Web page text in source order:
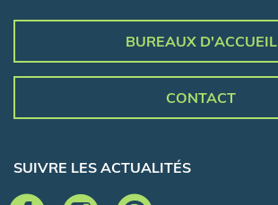
BUREAUX D'ACCUEIL
CONTACT
SUIVRE LES ACTUALITÉS